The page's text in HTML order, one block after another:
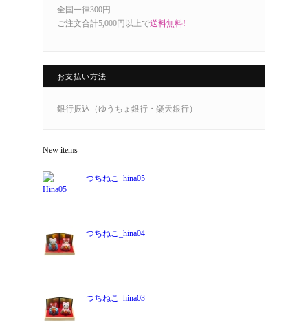
全国一律300円
ご注文合計5,000円以上で送料無料!
お支払い方法
銀行振込（ゆうちょ銀行・楽天銀行）
New items
つちねこ_hina05
つちねこ_hina04
つちねこ_hina03